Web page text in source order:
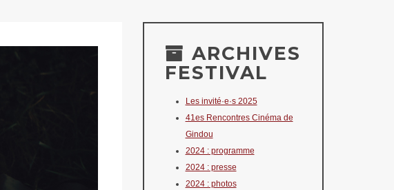
ARCHIVES
FESTIVAL
Les invité·e·s 2025
41es Rencontres Cinéma de
Gindou
2024 : programme
2024 : presse
2024 : photos